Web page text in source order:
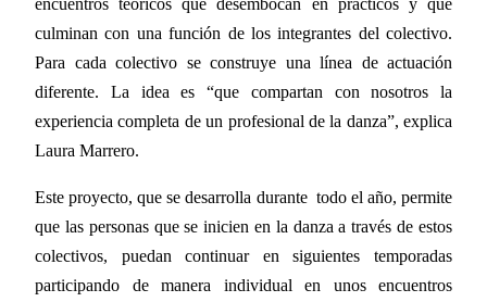
culminan con una función de los integrantes del colectivo.
Para cada colectivo se construye una línea de actuación
diferente. La idea es “que compartan con nosotros la
experiencia completa de un profesional de la danza”, explica
Laura Marrero.
Este proyecto, que se desarrolla durante todo el año, permite
que las personas que se inicien en la danza a través de estos
colectivos, puedan continuar en siguientes temporadas
participando de manera individual en unos encuentros